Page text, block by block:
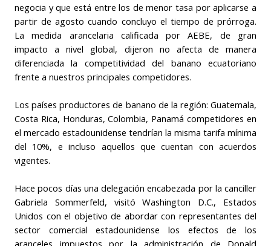
negocia y que está entre los de menor tasa por aplicarse a
partir de agosto cuando concluyo el tiempo de prórroga.
La medida arancelaria calificada por AEBE, de gran
impacto a nivel global, dijeron no afecta de manera
diferenciada la competitividad del banano ecuatoriano
frente a nuestros principales competidores.
Los países productores de banano de la región: Guatemala,
Costa Rica, Honduras, Colombia, Panamá competidores en
el mercado estadounidense tendrían la misma tarifa mínima
del 10%, e incluso aquellos que cuentan con acuerdos
vigentes.
Hace pocos días una delegación encabezada por la canciller
Gabriela Sommerfeld, visitó Washington D.C., Estados
Unidos con el objetivo de abordar con representantes del
sector comercial estadounidense los efectos de los
aranceles impuestos por la administración de Donald